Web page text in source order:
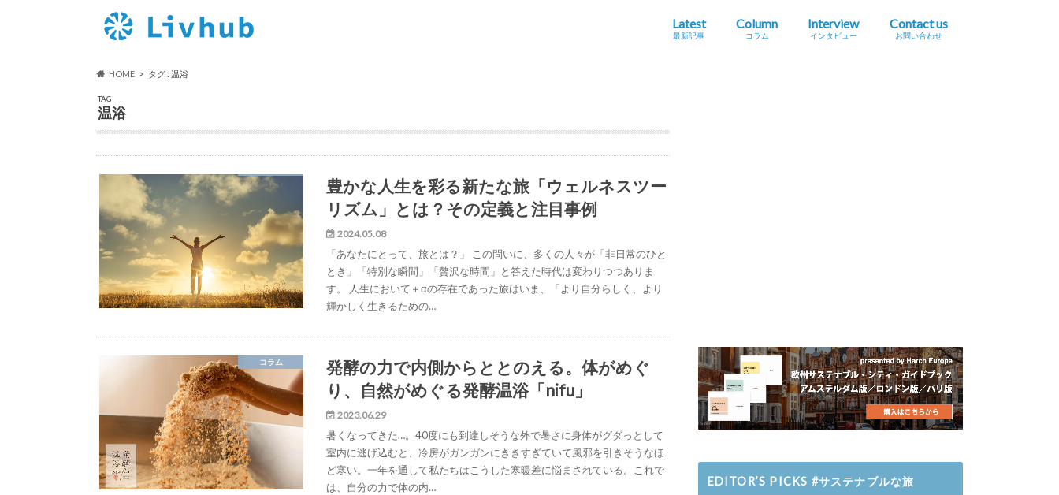
Latest
最新記事
Column
コラム
Interview
インタビュー
Contact us
お問い合わせ
HOME タグ : 温浴
TAG
温浴
豊かな人生を彩る新たな旅「ウェルネスツー
リズム」とは？その定義と注目事例
2024.05.08
「あなたにとって、旅とは？」 この問いに、多くの人々が「非日常のひと
とき」「特別な瞬間」「贅沢な時間」と答えた時代は変わりつつありま
す。 人生において＋αの存在であった旅はいま、「より自分らしく、より
輝かしく生きるための…
コラム
発酵の力で内側からととのえる。体がめぐ
り、自然がめぐる発酵温浴「nifu」
2023.06.29
暑くなってきた…。40度にも到達しそうな外で暑さに身体がグダっとして
室内に逃げ込むと、冷房がガンガンにききすぎていて風邪を引きそうなほ
ど寒い。一年を通して私たちはこうした寒暖差に悩まされている。これで
は、自分の力で体の内…
EDITOR’S PICKS #サステナブルな旅